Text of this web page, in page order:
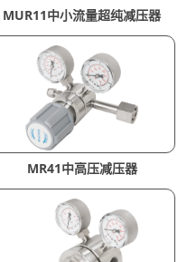
MUR11中小流量超纯减压器
MR41中高压减压器